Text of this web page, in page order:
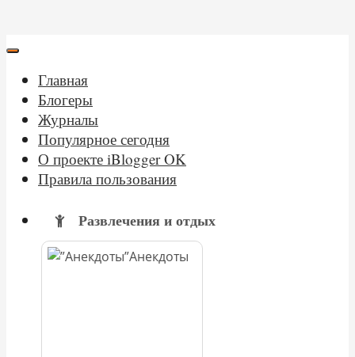
Главная
Блогеры
Журналы
Популярное сегодня
О проекте iBlogger OK
Правила пользования
Развлечения и отдых
Анекдоты